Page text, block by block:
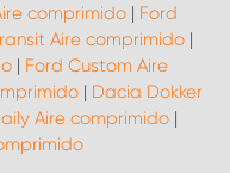
comprimido| Ford
Aire comprimido|
| Ford Custom Aire
| Dacia Dokker
Aire comprimido|